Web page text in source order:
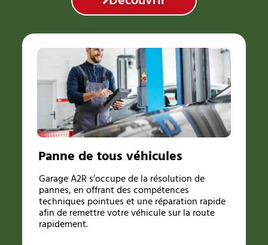
Panne de tous véhicules
Garage A2R s’occupe de la résolution de
pannes, en offrant des compétences
techniques pointues et une réparation rapide
afin de remettre votre véhicule sur la route
rapidement.